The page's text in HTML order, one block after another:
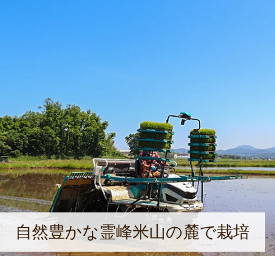
自然豊かな霊峰米山の麓で栽培